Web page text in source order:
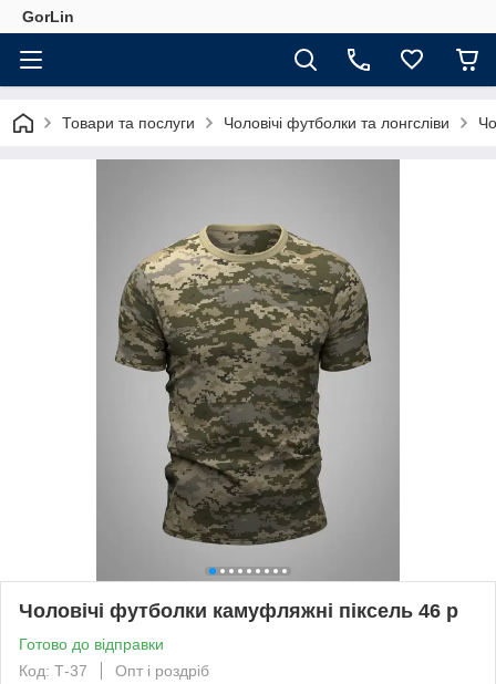
GorLin
Товари та послуги Чоловічі футболки та лонгсліви
Чоловічі футболки камуфляжні піксель 46 р
Готово до відправки
Код: Т-37
Опт і роздріб